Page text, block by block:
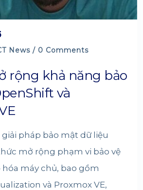
News / 0 Comments
rộng khả năng bảo
và
pháp bảo mật dữ liệu
mở rộng phạm vi bảo vệ
máy chủ, bao gồm
và Proxmox VE,